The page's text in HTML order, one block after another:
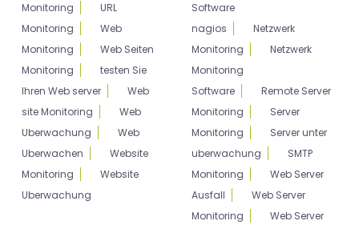
Monitoring
URL
Monitoring
Web
Monitoring
Web Seiten
Monitoring
testen Sie
Ihren Web server
Web
site Monitoring
Web
Uberwachung
Web
Uberwachen
Website
Monitoring
Website
Uberwachung
Software
nagios
Netzwerk
Monitoring
Netzwerk
Monitoring
Software
Remote Server
Monitoring
Server
Monitoring
Server unter
uberwachung
SMTP
Monitoring
Web Server
Ausfall
Web Server
Monitoring
Web Server